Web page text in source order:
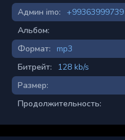
Админ imo:
+99363999739
Альбом:
Формат:
mp3
Битрейт:
128 kb/s
Размер:
Продолжительность: